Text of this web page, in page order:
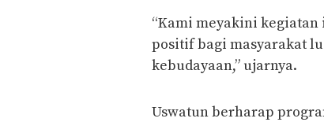
“Kami meyakini
positif bagi masyarakat
kebudayaan,” ujarnya.
Uswatun berharap